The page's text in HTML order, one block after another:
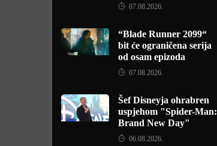
07.08.2026.
“Blade Runner 2099“
bit će ograničena serija
od osam epizoda
07.08.2026.
Šef Disneyja ohrabren
uspjehom "Spider-Man:
Brand New Day"
06.08.2026.